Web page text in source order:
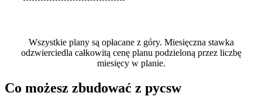
Wszystkie plany są opłacane z góry. Miesięczna stawka
odzwierciedla całkowitą cenę planu podzieloną przez liczbę
miesięcy w planie.
Co możesz zbudować z pycsw